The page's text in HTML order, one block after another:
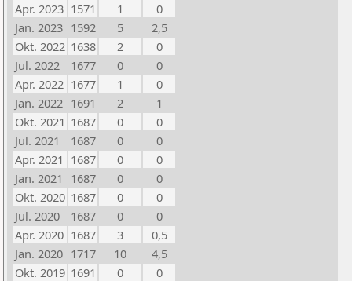
Apr. 2023 1571 1
0
Jan. 2023 1592 5
2,5
Okt. 2022 1638 2
0
Jul. 2022
1677 0
0
Apr. 2022 1677 1
0
Jan. 2022 1691 2
1
Okt. 2021 1687 0
0
Jul. 2021
1687 0
0
Apr. 2021 1687 0
0
Jan. 2021
1687 0
0
Okt. 2020 1687 0
0
Jul. 2020
1687 0
0
Apr. 2020 1687 3
0,5
Jan. 2020 1717 10
4,5
Okt. 2019 1691 0
0